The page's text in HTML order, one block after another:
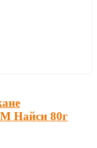
Найси 80г